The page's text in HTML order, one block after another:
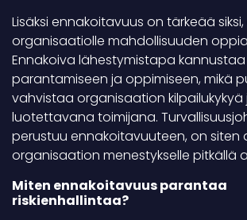
Lisäksi ennakoitavuus on tärkeää
organisaatiolle mahdollisuuden
Ennakoiva lähestymistapa
parantamiseen ja oppimiseen, mikä
vahvistaa organisaation
luotettavana toimijana.
perustuu ennakoitavuuteen, on siten
organisaation menestykselle pitkällä
Miten ennakoitavuus parantaa
riskienhallintaa?